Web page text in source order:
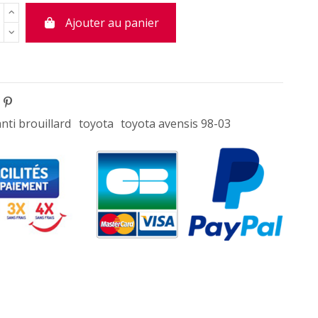
Ajouter au panier
brouillard toyota toyota avensis 98-03